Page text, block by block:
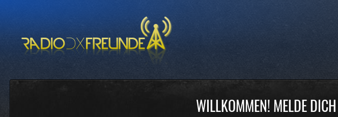
WILLKOMMEN! MELDE